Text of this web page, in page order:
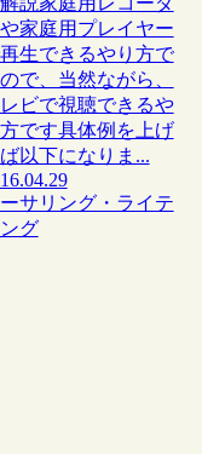
家庭用プレイヤー
生できるやり方で
で、当然ながら、
ビで視聴できるや
です具体例を上げ
以下になりま...
サリング・ライテ
グ